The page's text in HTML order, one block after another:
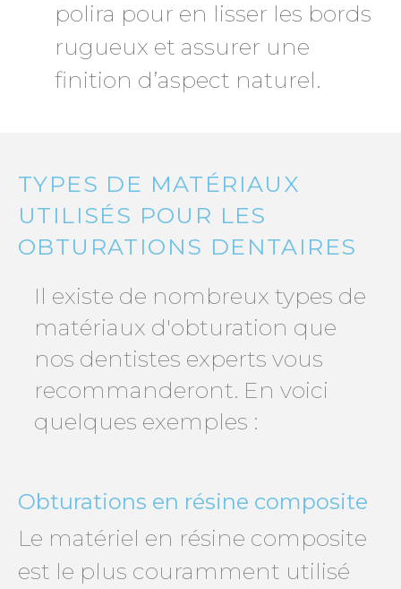
polira pour en lisser les bords
rugueux et assurer une
finition d’aspect naturel.
TYPES DE MATÉRIAUX
UTILISÉS POUR LES
OBTURATIONS DENTAIRES
Il existe de nombreux types de
matériaux d'obturation que
nos dentistes experts vous
recommanderont. En voici
quelques exemples :
Obturations en résine composite
Le matériel en résine composite
est le plus couramment utilisé